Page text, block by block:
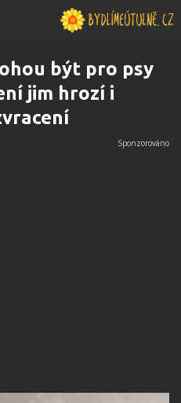
být pro psy
jim hrozí i